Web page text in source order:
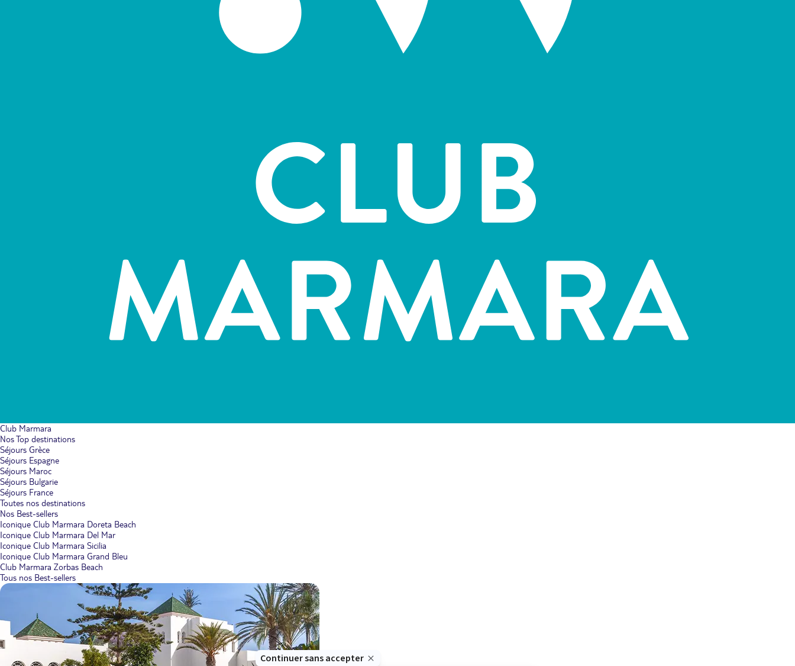
Club Marmara
Nos Top destinations
Séjours Grèce
Séjours Espagne
Séjours Maroc
Séjours Bulgarie
Séjours France
Toutes nos destinations
Nos Best-sellers
Iconique Club Marmara Doreta Beach
Iconique Club Marmara Del Mar
Iconique Club Marmara Sicilia
Iconique Club Marmara Grand Bleu
Club Marmara Zorbas Beach
Tous nos Best-sellers